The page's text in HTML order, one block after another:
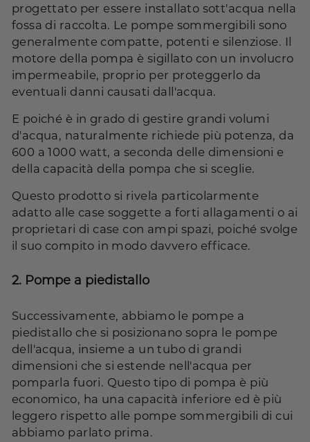
progettato per essere installato sott'acqua nella
fossa di raccolta. Le pompe sommergibili sono
generalmente compatte, potenti e silenziose. Il
motore della pompa è sigillato con un involucro
impermeabile, proprio per proteggerlo da
eventuali danni causati dall'acqua.
E poiché è in grado di gestire grandi volumi
d'acqua, naturalmente richiede più potenza, da
600 a 1000 watt, a seconda delle dimensioni e
della capacità della pompa che si sceglie.
Questo prodotto si rivela particolarmente
adatto alle case soggette a forti allagamenti o ai
proprietari di case con ampi spazi, poiché svolge
il suo compito in modo davvero efficace.
2. Pompe a piedistallo
Successivamente, abbiamo le pompe a
piedistallo che si posizionano sopra le pompe
dell'acqua, insieme a un tubo di grandi
dimensioni che si estende nell'acqua per
pomparla fuori. Questo tipo di pompa è più
economico, ha una capacità inferiore ed è più
leggero rispetto alle pompe sommergibili di cui
abbiamo parlato prima.